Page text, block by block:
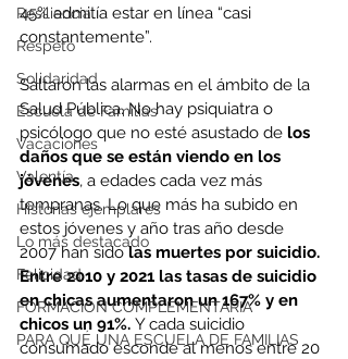
Resiliencia
Respeto
Solidaridad
Escuela de Familias
Vacaciones
Valentía
Historias ejemplares
Lo más destacado
Felicidad
FORMACIÓN COMPLEMENTARIA
PARA QUÉ UNA ESCUELA DE FAMILIAS
45% admitía estar en línea “casi
constantemente”.
Saltaron las alarmas en el ámbito de la
Salud Pública. No hay psiquiatra o
psicólogo que no esté asustado de los
daños que se están viendo en los
jóvenes, a edades cada vez más
tempranas. Lo que más ha subido en
estos jóvenes y año tras año desde
2007 han sido las muertes por suicidio.
Entre 2010 y 2021 las tasas de suicidio
en chicas aumentaron un 167% y en
chicos un 91%. Y cada suicidio
consumado esconde al menos entre 20